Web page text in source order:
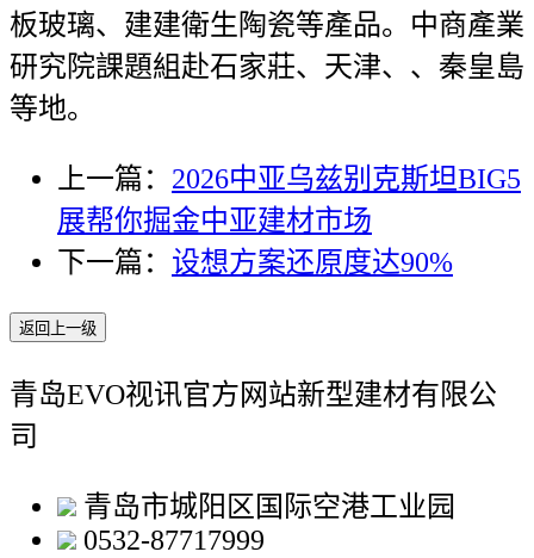
板玻璃、建建衛生陶瓷等產品。中商產業
研究院課題組赴石家莊、天津、、秦皇島
等地。
上一篇： 2026中亚乌兹别克斯坦BIG5
展帮你掘金中亚建材市场
下一篇： 设想方案还原度达90%
返回上一级
青岛EVO视讯官方网站新型建材有限公
司
青岛市城阳区国际空港工业园
0532-87717999